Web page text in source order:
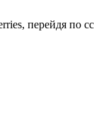
перейдя по